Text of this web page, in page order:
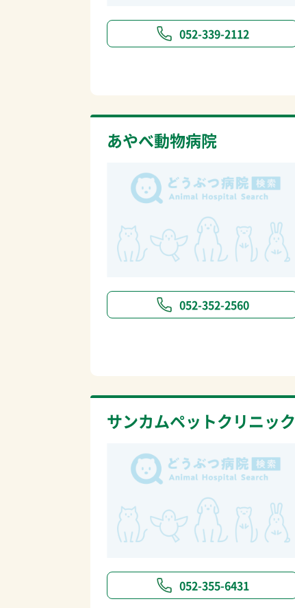
052-339-2112
あやべ動物病院
052-352-2560
サンカムペットクリニック
052-355-6431